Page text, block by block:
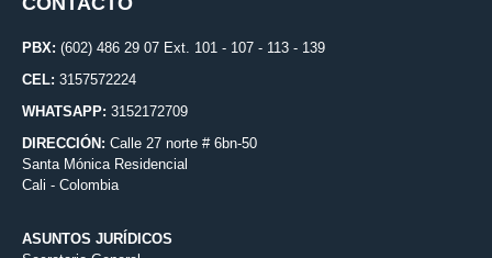
PBX: (602) 486 29 07 Ext. 101 - 107 - 113 - 139
CEL: 3157572224
WHATSAPP: 3152172709
DIRECCIÓN: Calle 27 norte # 6bn-50
Santa Mónica Residencial
Cali - Colombia
ASUNTOS JURÍDICOS